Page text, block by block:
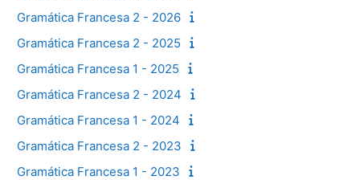
Gramática Francesa 2 - 2026
Gramática Francesa 2 - 2025
Gramática Francesa 1 - 2025
Gramática Francesa 2 - 2024
Gramática Francesa 1 - 2024
Gramática Francesa 2 - 2023
Gramática Francesa 1 - 2023